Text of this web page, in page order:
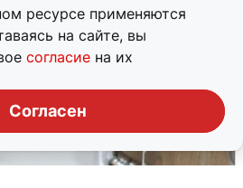
ресурсе применяются
на сайте, вы
согласие на их
Согласен